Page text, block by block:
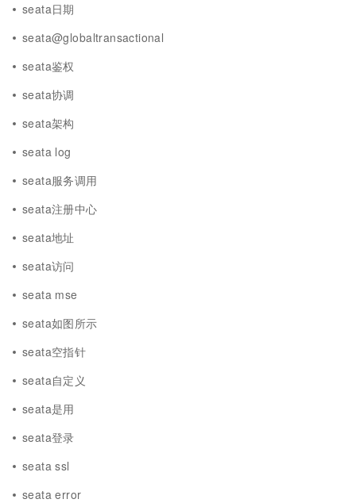
seata日期
seata@globaltransactional
seata鉴权
seata协调
seata架构
seata log
seata服务调用
seata注册中心
seata地址
seata访问
seata mse
seata如图所示
seata空指针
seata自定义
seata是用
seata登录
seata ssl
seata error